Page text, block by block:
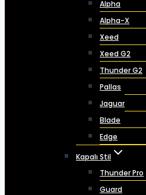
Alpha
Alpha-X
Xeed
Xeed G2
Thunder G2
Pallas
Jaguar
Blade
Edge
Kapalı Stil
Thunder Pro
Guard